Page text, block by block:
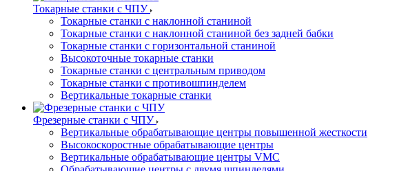
Токарные станки с ЧПУ
Токарные станки с наклонной станиной
Токарные станки с наклонной станиной без задней бабки
Токарные станки с горизонтальной станиной
Высокоточные токарные станки
Токарные станки с центральным приводом
Токарные станки с противошпинделем
Вертикальные токарные станки
Фрезерные станки с ЧПУ
Вертикальные обрабатывающие центры повышенной жесткости
Высокоскоростные обрабатывающие центры
Вертикальные обрабатывающие центры VMC